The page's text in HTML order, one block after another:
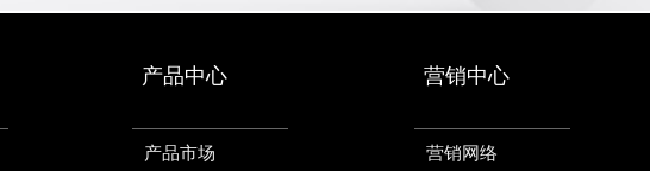
产品中心
产品市场
营销中心
营销网络